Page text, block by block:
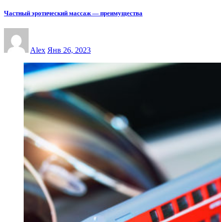
Частный эротический массаж — преимущества
Alex Янв 26, 2023